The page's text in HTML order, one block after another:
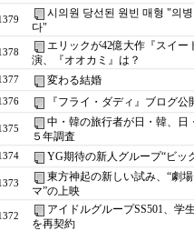
시의원 당선된 원빈 매형 "의
다"
エリックが42億大作『スイー
演、『オオカミ』は？
変わる結婚
『フライ・ダディ』ブログ公
中・韓の旅行者が日・韓、
５年調査
YG期待の新人グループ“ビッ
東方神起の新しい試み、“劇
マ”の上映
アイドルグループSS501、学
を再契約